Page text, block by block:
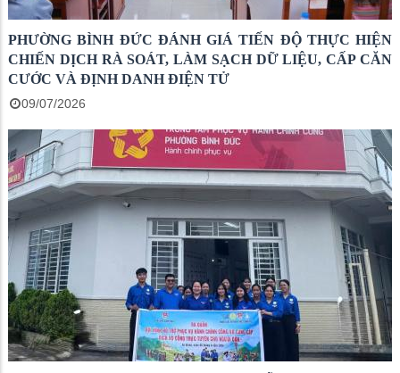
PHƯỜNG BÌNH ĐỨC ĐÁNH GIÁ TIẾN ĐỘ THỰC HIỆN
CHIẾN DỊCH RÀ SOÁT, LÀM SẠCH DỮ LIỆU, CẤP CĂN
CƯỚC VÀ ĐỊNH DANH ĐIỆN TỬ
09/07/2026